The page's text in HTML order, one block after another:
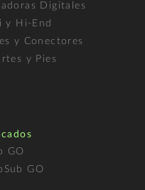
Digitales
y Hi-End
y Conectores
y Pies
GO
GO